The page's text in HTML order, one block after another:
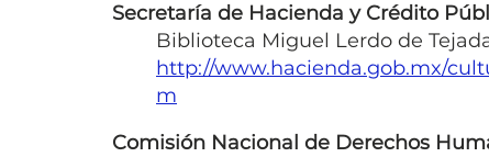
Secretaría de Hacienda y Crédito
Biblioteca Miguel Lerdo de
http://www.hacienda.gob.mx/
m
Comisión Nacional de Derechos